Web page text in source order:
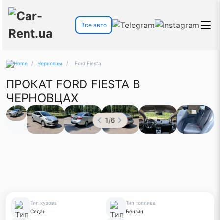
Все авто
/ Черновцы / Ford Fiesta
ПРОКАТ FORD FIESTA В
ЧЕРНОВЦАХ
1/6
Тип кузова
Седан
Тип топлива
Бензин